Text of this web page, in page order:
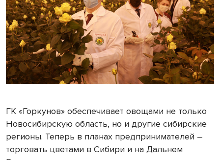
ГК «Горкунов» обеспечивает овощами не только
Новосибирскую область, но и другие сибирские
регионы. Теперь в планах предпринимателей –
торговать цветами в Сибири и на Дальнем